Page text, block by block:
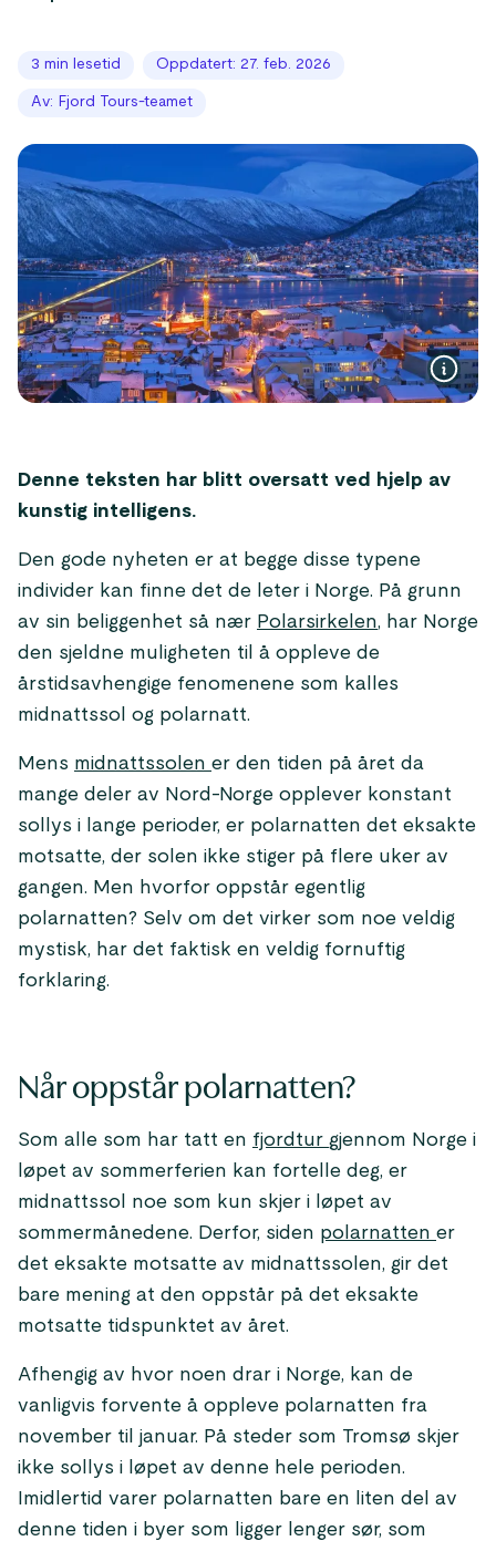
3 min lesetid Oppdatert: 27. feb. 2026
Av: Fjord Tours-teamet
Denne teksten har blitt oversatt ved hjelp av
kunstig intelligens.
Den gode nyheten er at begge disse typene
individer kan finne det de leter i Norge. På grunn
av sin beliggenhet så nær Polarsirkelen, har Norge
den sjeldne muligheten til å oppleve de
årstidsavhengige fenomenene som kalles
midnattssol og polarnatt.
Mens midnattssolen er den tiden på året da
mange deler av Nord-Norge opplever konstant
sollys i lange perioder, er polarnatten det eksakte
motsatte, der solen ikke stiger på flere uker av
gangen. Men hvorfor oppstår egentlig
polarnatten? Selv om det virker som noe veldig
mystisk, har det faktisk en veldig fornuftig
forklaring.
Når oppstår polarnatten?
Som alle som har tatt en fjordtur gjennom Norge i
løpet av sommerferien kan fortelle deg, er
midnattssol noe som kun skjer i løpet av
sommermånedene. Derfor, siden polarnatten er
det eksakte motsatte av midnattssolen, gir det
bare mening at den oppstår på det eksakte
motsatte tidspunktet av året.
Afhengig av hvor noen drar i Norge, kan de
vanligvis forvente å oppleve polarnatten fra
november til januar. På steder som Tromsø skjer
ikke sollys i løpet av denne hele perioden.
Imidlertid varer polarnatten bare en liten del av
denne tiden i byer som ligger lenger sør, som